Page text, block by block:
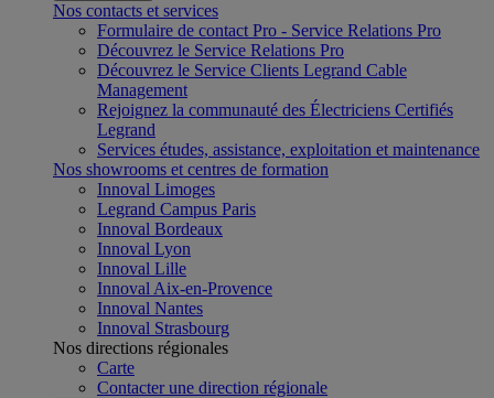
Nos contacts et services
Formulaire de contact Pro - Service Relations Pro
Découvrez le Service Relations Pro
Découvrez le Service Clients Legrand Cable
Management
Rejoignez la communauté des Électriciens Certifiés
Legrand
Services études, assistance, exploitation et maintenance
Nos showrooms et centres de formation
Innoval Limoges
Legrand Campus Paris
Innoval Bordeaux
Innoval Lyon
Innoval Lille
Innoval Aix-en-Provence
Innoval Nantes
Innoval Strasbourg
Nos directions régionales
Carte
Contacter une direction régionale